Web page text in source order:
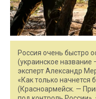
Россия очень быстро
(украинское название
эксперт Александр
«Как только начнется
(Красноармейск. —